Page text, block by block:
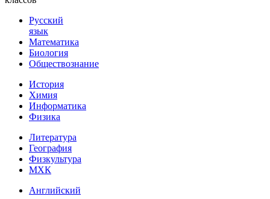
Русский
язык
Математика
Биология
Обществознание
История
Химия
Информатика
Физика
Литература
География
Физкультура
МХК
Английский